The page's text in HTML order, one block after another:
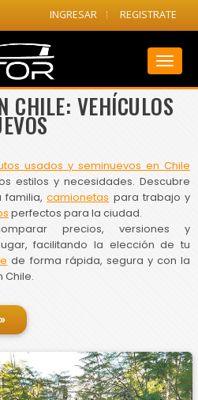
INGRESAR REGISTRATE
CHILE: VEHÍCULOS
usados y seminuevos en Chile
estilos y necesidades. Descubre
familia,camionetas para trabajo y
perfectos para la ciudad.
precios, versiones y
facilitando la elección de tu
de forma rápida, segura y con la
Chile.